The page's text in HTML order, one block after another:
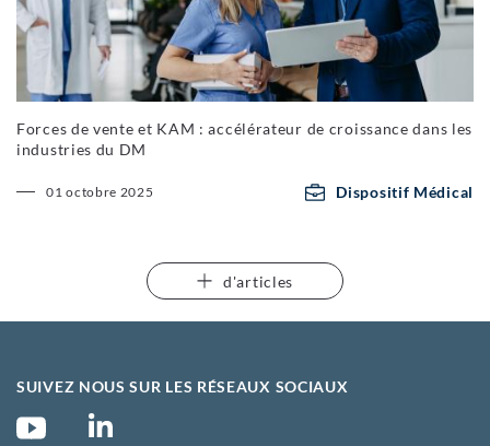
Forces de vente et KAM : accélérateur de croissance dans les
industries du DM
01 octobre 2025 Dispositif Médical
d'articles
SUIVEZ NOUS SUR LES RÉSEAUX SOCIAUX